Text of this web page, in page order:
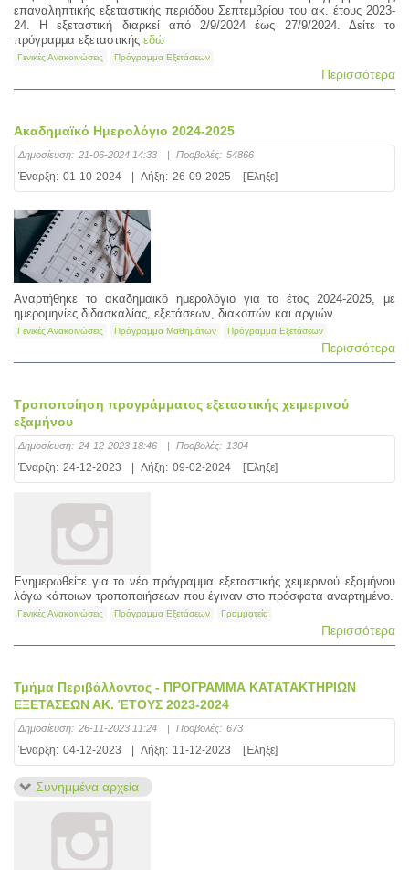
επαναληπτικής εξεταστικής περιόδου Σεπτεμβρίου του ακ. έτους 2023-
24. Η εξεταστική διαρκεί από 2/9/2024 έως 27/9/2024. Δείτε το
πρόγραμμα εξεταστικής εδώ
Γενικές Ανακοινώσεις Πρόγραμμα Εξετάσεων
Περισσότερα
Ακαδημαϊκό Ημερολόγιο 2024-2025
Δημοσίευση: 21-06-2024 14:33 Προβολές: 54866
Έναρξη: 01-10-2024 Λήξη: 26-09-2025 [Έληξε]
Αναρτήθηκε το ακαδημαϊκό ημερολόγιο για το έτος 2024-2025, με
ημερομηνίες διδασκαλίας, εξετάσεων, διακοπών και αργιών.
Γενικές Ανακοινώσεις Πρόγραμμα Μαθημάτων Πρόγραμμα Εξετάσεων
Περισσότερα
Τροποποίηση προγράμματος εξεταστικής χειμερινού
εξαμήνου
Δημοσίευση: 24-12-2023 18:46 | Προβολές: 1304
Έναρξη: 24-12-2023 | Λήξη: 09-02-2024 [Έληξε]
Ενημερωθείτε για το νέο πρόγραμμα εξεταστικής χειμερινού εξαμήνου
λόγω κάποιων τροποποιήσεων που έγιναν στο πρόσφατα αναρτημένο.
Γενικές Ανακοινώσεις Πρόγραμμα Εξετάσεων Γραμματεία
Περισσότερα
Τμήμα Περιβάλλοντος - ΠΡΟΓΡΑΜΜΑ ΚΑΤΑΤΑΚΤΗΡΙΩΝ
ΕΞΕΤΑΣΕΩΝ ΑΚ. ΈΤΟΥΣ 2023-2024
Δημοσίευση: 26-11-2023 11:24 | Προβολές: 673
Έναρξη: 04-12-2023 | Λήξη: 11-12-2023 [Έληξε]
Συνημμένα αρχεία